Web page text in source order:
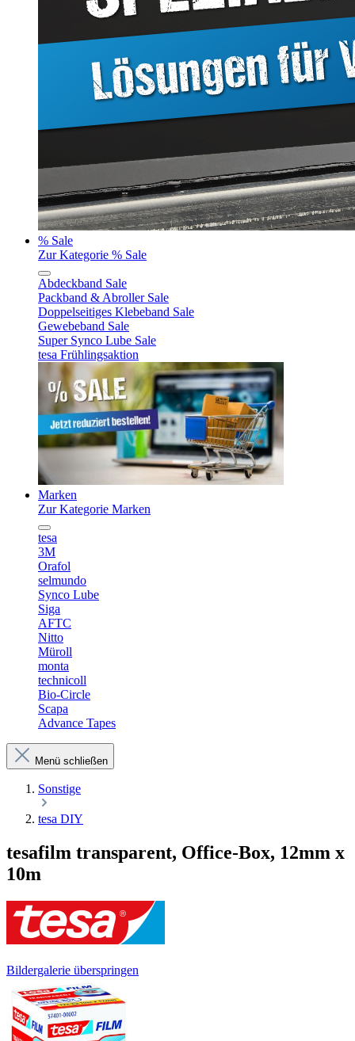
% Sale
Zur Kategorie % Sale
Abdeckband Sale
Packband & Abroller Sale
Doppelseitiges Klebeband Sale
Gewebeband Sale
Super Synco Lube Sale
tesa Frühlingsaktion
Marken
Zur Kategorie Marken
tesa
3M
Orafol
selmundo
Synco Lube
Siga
AFTC
Nitto
Müroll
monta
technicoll
Bio-Circle
Scapa
Advance Tapes
Menü schließen
Sonstige
tesa DIY
tesafilm transparent, Office-Box, 12mm x
10m
Bildergalerie überspringen